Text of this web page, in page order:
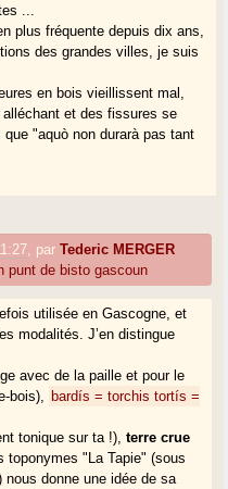
...
plus fréquente depuis dix ans,
des grandes villes, je suis
en bois vieillissent mal,
et des fissures se
"aquò non durarà pas tant
parTederic MERGER
punt de bisto gascoun
utilisée en Gascogne, et
modalités. J’en distingue
avec de la paille et pour le
bois),
bardís = torchis tortís =
tonique sur ta !),terre crue
toponymes "La Tapie" (sous
nous donne une idée de sa